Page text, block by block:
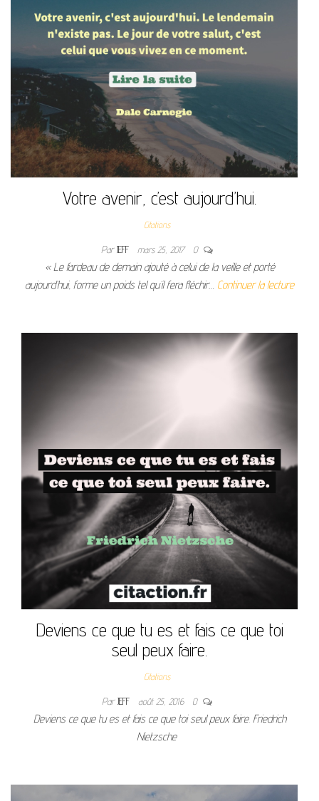
Votre avenir, c’est aujourd’hui.
Citations
ParJEFF mars 25, 2017 0
« Le fardeau de demain ajouté à celui de la veille et porté
aujourd’hui, forme un poids tel qu’il fera fléchir… Continuer la lecture
Deviens ce que tu es et fais ce que toi
seul peux faire.
Citations
ParJEFF août 25, 2016 0
Deviens ce que tu es et fais ce que toi seul peux faire. Friedrich
Nietzsche